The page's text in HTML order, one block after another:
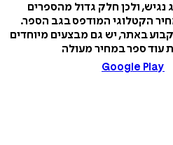
ולכן חלק גדול מהספרים
הקטלוגי המודפס בגב הספר.
באתר, יש גם מבצעים מיוחדים
עוד ספר במחיר מעולה
Google Play